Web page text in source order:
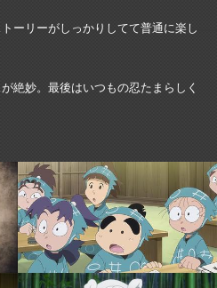
ーリーがしっかりしてて普通に楽し
絶妙。最後はいつもの忍たまらしく